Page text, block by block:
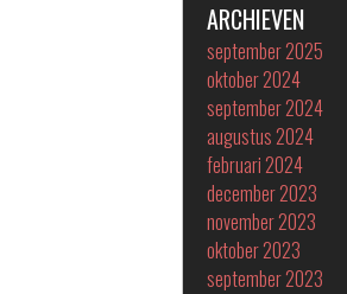
ARCHIEVEN
september 2025
oktober 2024
september 2024
augustus 2024
februari 2024
december 2023
november 2023
oktober 2023
september 2023